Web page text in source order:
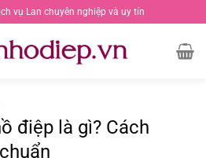
vụ Lan chuyên nghiệp và uy tín
điệp là gì? Cách